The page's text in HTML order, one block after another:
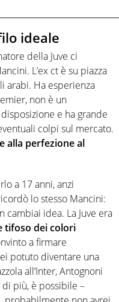
ideale
della Juve ci
L’ex ct è su piazza
arabi. Ha esperienza
non è un
e ha grande
colpi sul mercato.
alla perfezione al
a 17 anni, anzi
lo stesso Mancini:
cambiai idea. La Juve era
tifoso dei colori
a firmare
potuto diventare una
all’Inter, Antognoni
di più, è possibile –